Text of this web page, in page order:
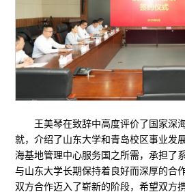
王美琴在致辞中高度评价了国家深
就，介绍了山东大学和青岛校区事业发
海基地管理中心服务国之所需，承担了
与山东大学长期保持着良好而深厚的合
双方合作迈入了崭新的阶段，希望双方